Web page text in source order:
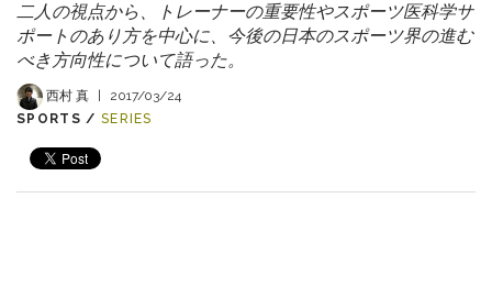
二人の視点から、トレーナーの重要性やスポーツ医科学サ
ポートのあり方を中心に、今後の日本のスポーツ界の進む
べき方向性について語った。
西村 真
2017/03/24
SPORTS / SERIES